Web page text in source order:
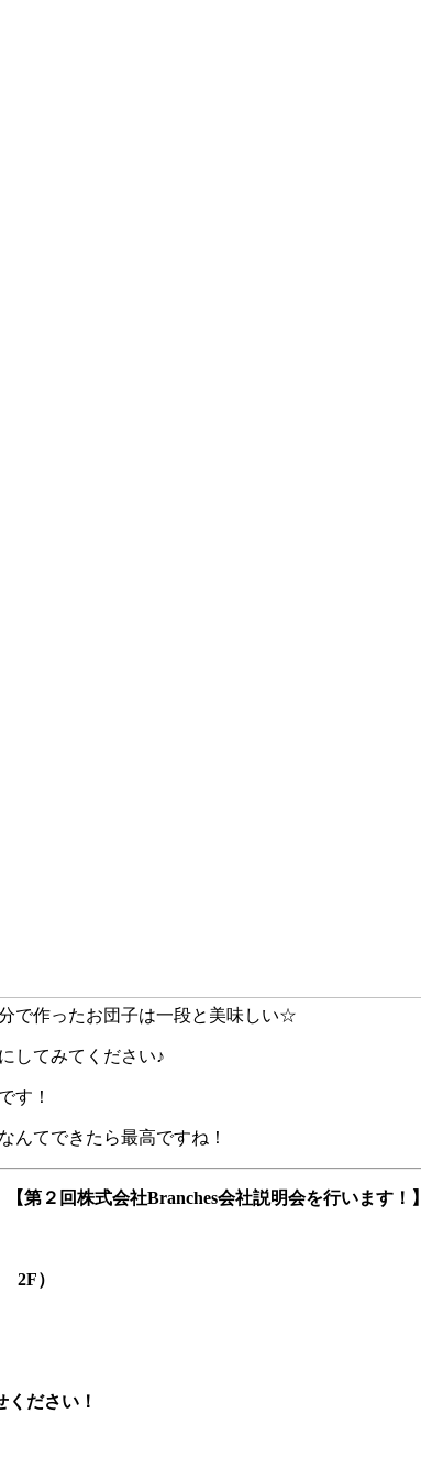
で作ったお団子は一段と美味しい☆
してみてください♪
す！
てできたら最高ですね！
【第２回株式会社Branches会社説明会を行います！】
8 2F）
ださい！